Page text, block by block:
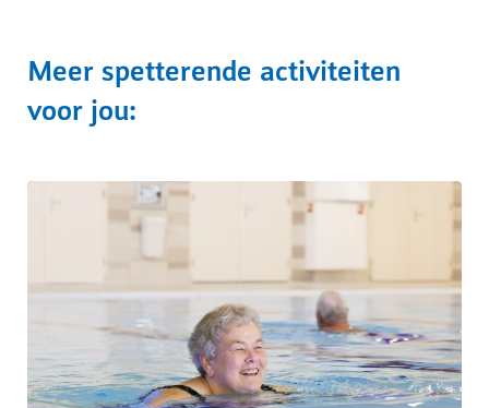
Meer spetterende activiteiten
voor jou: